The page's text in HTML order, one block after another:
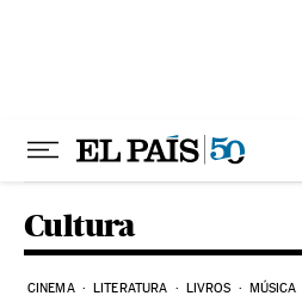
Cultura
CINEMA LITERATURA LIVROS MÚSICA